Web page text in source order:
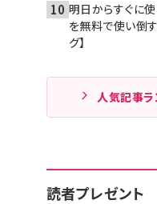
明日からすぐに
を無料で使い倒
グ】
人気記事ラ
読者プレゼント